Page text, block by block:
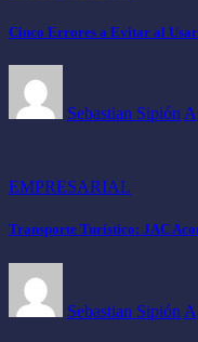
Cinco Errores a Evitar al
Sebastian Sipión
EMPRESARIAL
Transporte Turístico: JAC
Sebastian Sipión